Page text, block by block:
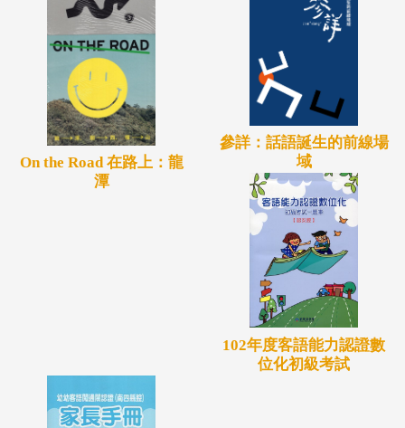
On the Road 在路上：龍
潭
參詳：話語誕生的前線場
域
102年度客語能力認證數
位化初級考試